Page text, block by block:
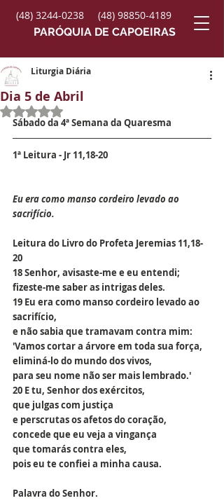
(48) 3244-0238
(48) 98850-4189
PARÓQUIA DE CAPOEIRAS
Dia 5 de Abril
Liturgia Diária
Avaliado com NaN de 5 estrelas.
Sábado da 4ª Semana da Quaresma
1ª Leitura - Jr 11,18-20
Eu era como manso cordeiro levado ao
sacrifício.
Leitura do Livro do Profeta Jeremias 11,18-
20
18 Senhor, avisaste-me e eu entendi;
fizeste-me saber as intrigas deles.
19 Eu era como manso cordeiro levado ao
sacrifício,
e não sabia que tramavam contra mim:
'Vamos cortar a árvore em toda sua força,
eliminá-lo do mundo dos vivos,
para seu nome não ser mais lembrado.'
20 E tu, Senhor dos exércitos,
que julgas com justiça
e perscrutas os afetos do coração,
concede que eu veja a vingança
que tomarás contra eles,
pois eu te confiei a minha causa.
Palavra do Senhor.